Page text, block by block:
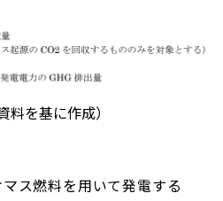
料を基に作成）
ス燃料を用いて発電する